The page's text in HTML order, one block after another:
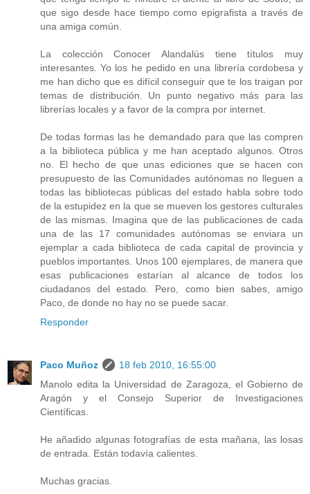
que sigo desde hace tiempo como epigrafista a través de
una amiga común.
La colección Conocer Alandalús tiene títulos muy
interesantes. Yo los he pedido en una librería cordobesa y
me han dicho que es difícil conseguir que te los traigan por
temas de distribución. Un punto negativo más para las
librerías locales y a favor de la compra por internet.
De todas formas las he demandado para que las compren
a la biblioteca pública y me han aceptado algunos. Otros
no. El hecho de que unas ediciones que se hacen con
presupuesto de las Comunidades autónomas no lleguen a
todas las bibliotecas públicas del estado habla sobre todo
de la estupidez en la que se mueven los gestores culturales
de las mismas. Imagina que de las publicaciones de cada
una de las 17 comunidades autónomas se enviara un
ejemplar a cada biblioteca de cada capital de provincia y
pueblos importantes. Unos 100 ejemplares, de manera que
esas publicaciones estarían al alcance de todos los
ciudadanos del estado. Pero, como bien sabes, amigo
Paco, de donde no hay no se puede sacar.
Responder
Paco Muñoz
18 feb 2010, 16:55:00
Manolo edita la Universidad de Zaragoza, el Gobierno de
Aragón y el Consejo Superior de Investigaciones
Científicas.
He añadido algunas fotografías de esta mañana, las losas
de entrada. Están todavía calientes.
Muchas gracias.